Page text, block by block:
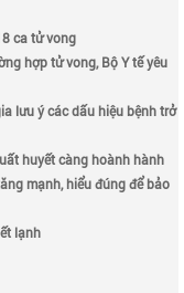
ca tử vong
hợp tử vong, Bộ Y tế yêu
lưu ý các dấu hiệu bệnh trở
huyết càng hoành hành
mạnh, hiểu đúng để bảo
lạnh